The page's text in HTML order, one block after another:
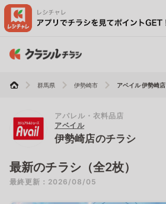
群馬県 伊勢崎市 アベイル 伊勢崎店
アパレル・衣料品店
アベイル
伊勢崎店のチラシ
最新のチラシ（全2枚）
最終更新：2026/08/05